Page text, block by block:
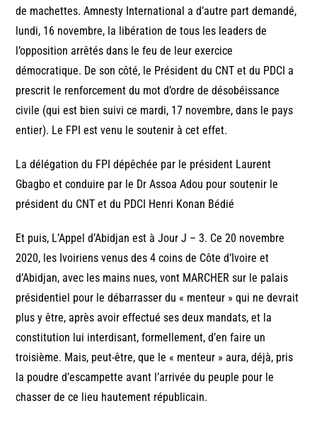
de machettes. Amnesty International a d’autre part demandé,
lundi, 16 novembre, la libération de tous les leaders de
l’opposition arrêtés dans le feu de leur exercice
démocratique. De son côté, le Président du CNT et du PDCI a
prescrit le renforcement du mot d’ordre de désobéissance
civile (qui est bien suivi ce mardi, 17 novembre, dans le pays
entier). Le FPI est venu le soutenir à cet effet.
La délégation du FPI dépêchée par le président Laurent
Gbagbo et conduire par le Dr Assoa Adou pour soutenir le
président du CNT et du PDCI Henri Konan Bédié
Et puis, L’Appel d’Abidjan est à Jour J – 3. Ce 20 novembre
2020, les Ivoiriens venus des 4 coins de Côte d’Ivoire et
d’Abidjan, avec les mains nues, vont MARCHER sur le palais
présidentiel pour le débarrasser du « menteur » qui ne devrait
plus y être, après avoir effectué ses deux mandats, et la
constitution lui interdisant, formellement, d’en faire un
troisième. Mais, peut-être, que le « menteur » aura, déjà, pris
la poudre d’escampette avant l’arrivée du peuple pour le
chasser de ce lieu hautement républicain.